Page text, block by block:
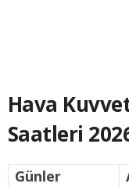
Hava
Saatleri
Günler